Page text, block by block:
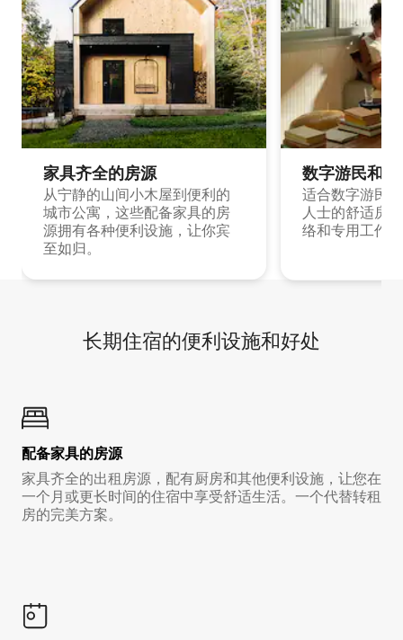
家具齐全的房源
从宁静的山间小木屋到便利的
城市公寓，这些配备家具的房
源拥有各种便利设施，让你宾
至如归。
数字游民和
适合数字游民
人士的舒适房
络和专用工作
长期住宿的便利设施和好处
配备家具的房源
家具齐全的出租房源，配有厨房和其他便利设施，让您在
一个月或更长时间的住宿中享受舒适生活。一个代替转租
房的完美方案。